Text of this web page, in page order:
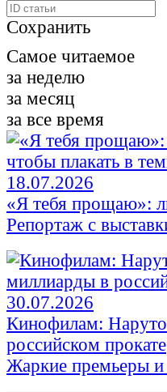
Сохранить
Самое читаемое
за неделю
за месяц
за все время
18.07.2026
«Я тебя прощаю»:
Репортаж с
30.07.2026
Кинофилам: Наруто
российском прокате
Жаркие премьеры